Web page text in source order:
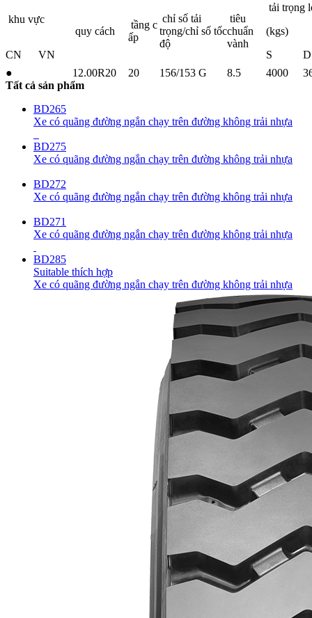
khu vực
quy cách
tầng c
ấp
chỉ số tải
trọng/chỉ số tốc
độ
tiêu
chuẩn
vành
tải trọng
(kgs)
CN
VN S
D
●
12.00R20 20 156/153 G 8.5 4000
Tất cả sản phẩm
BD265
Xe có quãng đường ngắn chạy trên đường không trải nhựa
BD275
Xe có quãng đường ngắn chạy trên đường không trải nhựa
BD272
Xe có quãng đường ngắn chạy trên đường không trải nhựa
BD271
Xe có quãng đường ngắn chạy trên đường không trải nhựa
BD285
Suitable thích hợp
Xe có quãng đường ngắn chạy trên đường không trải nhựa